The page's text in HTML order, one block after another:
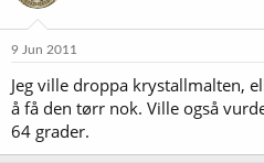
9 Jun 2011
Jeg ville droppa krystallmalten,
å få den tørr nok. Ville også
64 grader.